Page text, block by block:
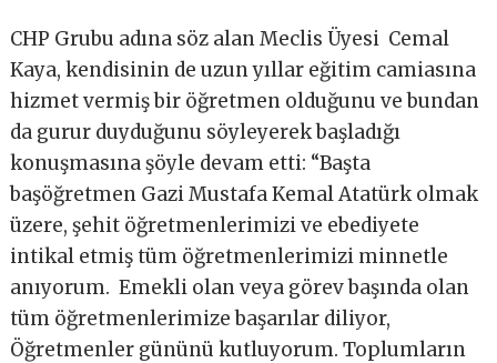
CHP Grubu adına söz alan Meclis Üyesi Cemal
Kaya, kendisinin de uzun yıllar eğitim camiasına
hizmet vermiş bir öğretmen olduğunu ve bundan
da gurur duyduğunu söyleyerek başladığı
konuşmasına şöyle devam etti: “Başta
başöğretmen Gazi Mustafa Kemal Atatürk olmak
üzere, şehit öğretmenlerimizi ve ebediyete
intikal etmiş tüm öğretmenlerimizi minnetle
anıyorum. Emekli olan veya görev başında olan
tüm öğretmenlerimize başarılar diliyor,
Öğretmenler gününü kutluyorum. Toplumların